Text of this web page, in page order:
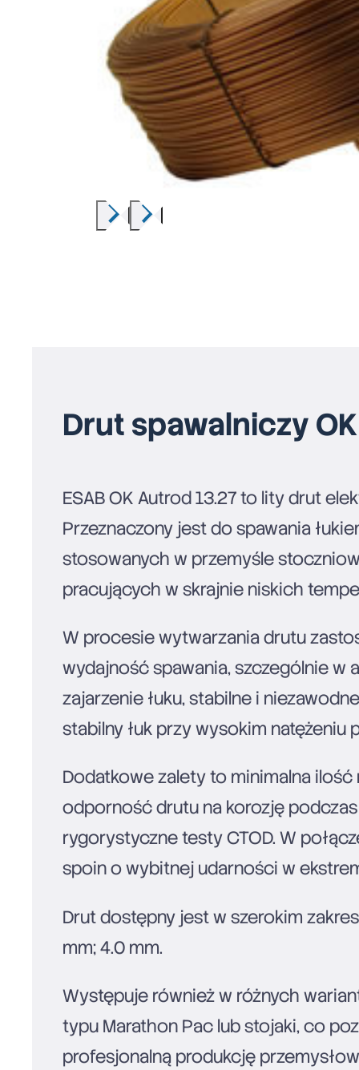
Drut spawalniczy
ESAB OK Autrod 13.27 to lity drut
Przeznaczony jest do spawania
stosowanych w przemyśle
pracujących w skrajnie niskich
W procesie wytwarzania drutu
wydajność spawania, szczególnie
zajarzenie łuku, stabilne i
stabilny łuk przy wysokim natężeniu
Dodatkowe zalety to minimalna
odporność drutu na korozję
rygorystyczne testy CTOD. W
spoin o wybitnej udarności w
Drut dostępny jest w szerokim
mm; 4.0 mm.
Występuje również w różnych
typu Marathon Pac lub stojaki, co
profesjonalną produkcję